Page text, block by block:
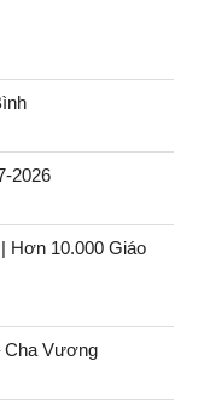
2026
Hơn 10.000 Giáo
Cha Vương